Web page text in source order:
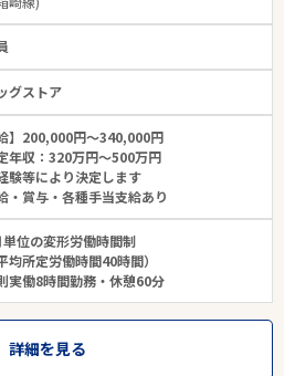
グストア
給】200,000円～340,000円
年収：320万円～500万円
験等により決定します
・賞与・各種手当支給あり
単位の変形労働時間制
均所定労働時間40時間）
実働8時間勤務・休憩60分
詳細を見る